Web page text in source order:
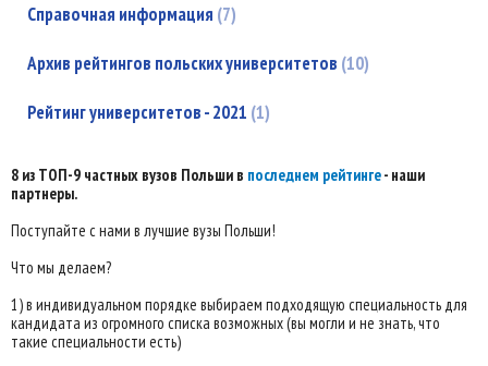
Справочная информация 7
Архив рейтингов польских университетов 10
Рейтинг университетов - 2021 1
8 из ТОП-9 частных вузов Польши в последнем рейтинге- наши
партнеры.
Поступайте с нами в лучшие вузы Польши!
Что мы делаем?
1) в индивидуальном порядке выбираем подходящую специальность для
кандидата из огромного списка возможных (вы могли и не знать, что
такие специальности есть)